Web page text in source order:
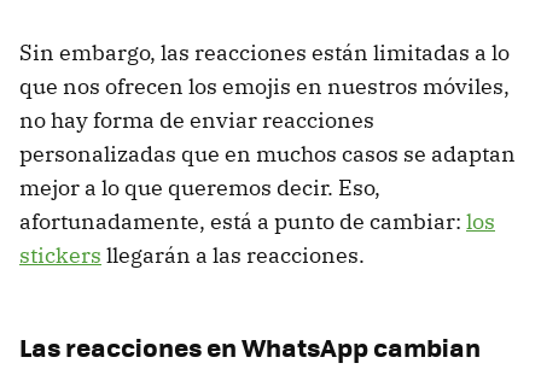
Sin embargo, las reacciones están limitadas a lo
que nos ofrecen los emojis en nuestros móviles,
no hay forma de enviar reacciones
personalizadas que en muchos casos se adaptan
mejor a lo que queremos decir. Eso,
afortunadamente, está a punto de cambiar: los
stickers llegarán a las reacciones.
Las reacciones en WhatsApp cambian